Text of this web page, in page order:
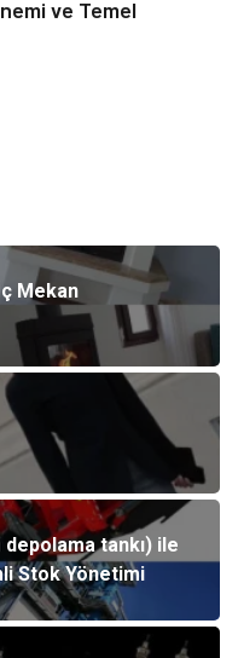
ve Temel
Mekan
tankı) ile
Stok Yönetimi